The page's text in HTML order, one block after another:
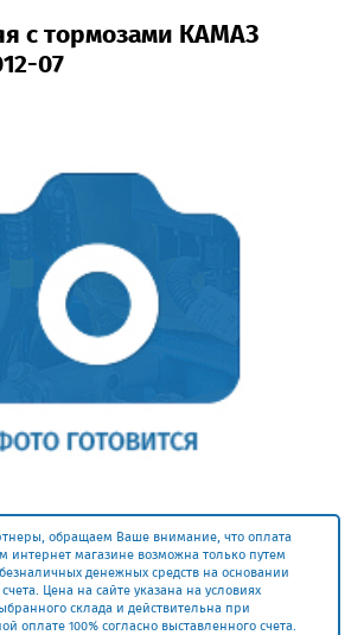
с тормозами КАМАЗ
07
обращаем Ваше внимание, что оплата
интернет магазине возможна только путем
денежных средств на основании
Цена на сайте указана на условиях
склада и действительна при
оплате 100% согласно выставленного счета.